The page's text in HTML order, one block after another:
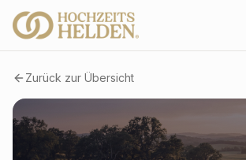
Zurück zur Übersicht